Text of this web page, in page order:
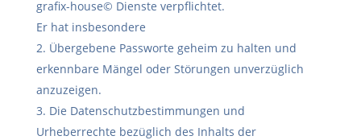
grafix-house© Dienste verpflichtet.
Er hat insbesondere
Übergebene Passworte geheim zu halten und
erkennbare Mängel oder Störungen unverzüglich
anzuzeigen.
Die Datenschutzbestimmungen und
Urheberrechte bezüglich des Inhalts der